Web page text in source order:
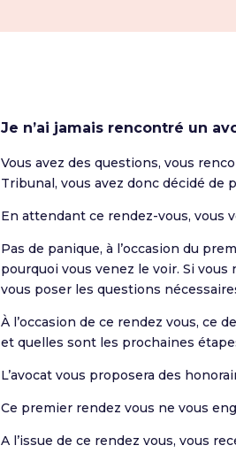
Je n’ai jamais rencontré un
Vous avez des questions, vous
Tribunal, vous avez donc décidé de
En attendant ce rendez-vous, vous
Pas de panique, à l’occasion du
pourquoi vous venez le voir. Si vous
vous poser les questions
À l’occasion de ce rendez vous, ce
et quelles sont les prochaines
L’avocat vous proposera des
Ce premier rendez vous ne vous
A l’issue de ce rendez vous, vous